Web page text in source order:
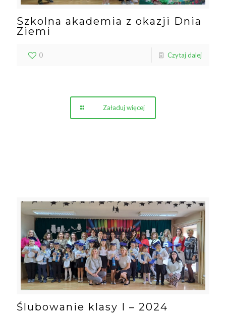
Szkolna akademia z okazji Dnia
Ziemi
0 Czytaj dalej
Załaduj więcej
Ślubowanie klasy I – 2024